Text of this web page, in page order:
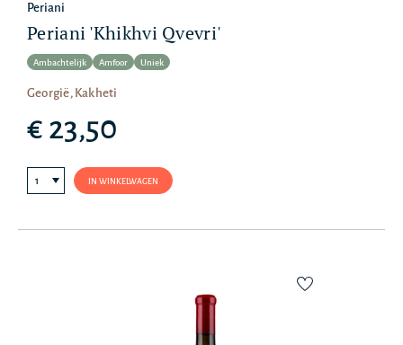
Periani
Periani 'Khikhvi Qvevri'
Ambachtelijk Amfoor Uniek
Georgië, Kakheti
€ 23,50
IN WINKELWAGEN